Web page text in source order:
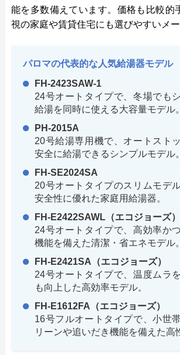
能を多数備えています。価格も比較的
視の家庭や賃貸住宅にも選びやすいメー
パロマの代表的な人気給湯器モデル
FH-2423SAW-1
24号オートタイプで、冬場でも
給湯を同時に使える大容量モデル。
PH-2015A
20号給湯専用機で、オートスト
安全に給湯できるシンプルモデル。
FH-SE2024SA
20号オートタイプのスリムモデ
安全性に優れた家庭用給湯器。
FH-E2422SAWL（エコジョーズ）
24号オートタイプで、高効率か
機能を備えた清潔・省エネモデル。
FH-E2421SA（エコジョーズ）
24号オートタイプで、温度ムラ
も向上した高効率モデル。
FH-E1612FA（エコジョーズ）
16号フルオートタイプで、小世
リーンや追いだき機能を備えた高